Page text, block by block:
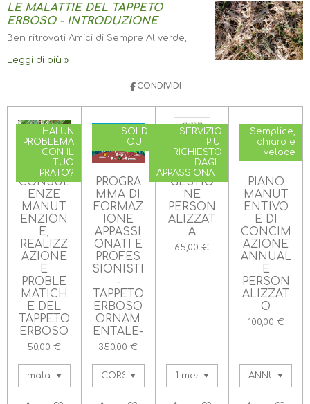
LE MALATTIE DEL TAPPETO
ERBOSO - INTRODUZIONE
Ben ritrovati Amici di Sempre Al verde,
Leggi di più »
CONDIVIDI
HAI UN
PROBLEMA
CON IL
TUO
PRATO?
CONSUL
ENZE
MANUT
ENZION
E,
REALIZZ
AZIONE
E
PROBLE
MATICH
E DEL
TAPPETO
ERBOSO
50,00 €
SOLD
OUT
PROGRA
MMA DI
FORMAZ
IONE
APPASSI
ONATI E
PROFES
SIONISTI
-
TAPPETO
ERBOSO
ORNAM
ENTALE-
350,00 €
IL SERVIZIO
PIU'
RICHIESTO
DAGLI
APPASSIONATI
GESTIO
NE
PERSON
ALIZZAT
A
65,00 €
Semplice,
chiaro e
veloce
PIANO
MANUT
ENTIVO
E DI
CONCIM
AZIONE
ANNUAL
E
PERSON
ALIZZAT
O
100,00 €